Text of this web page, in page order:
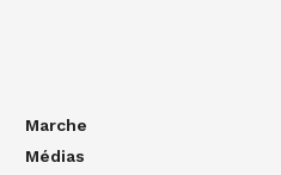
Marche
Médias